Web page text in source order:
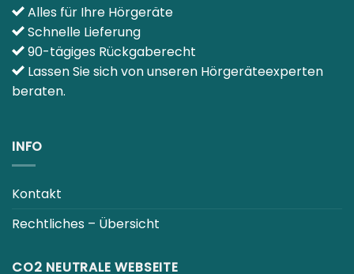
Alles für Ihre Hörgeräte
Schnelle Lieferung
90-tägiges Rückgaberecht
Lassen Sie sich von unseren Hörgeräteexperten
beraten.
INFO
Kontakt
Rechtliches – Übersicht
CO2 NEUTRALE WEBSEITE